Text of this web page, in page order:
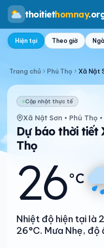
thoitiethomnay
Hiện tại Theo giờ
Trang chủ Phú Thọ Xã Nật
Cập nhật thực tế
Xã Nật Sơn • Phú Thọ
Dự báo thời tiết
Thọ
26°C
Nhiệt độ hiện tại là
26°C. Mưa Nhẹ, độ